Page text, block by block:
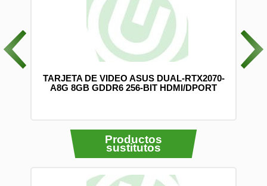
TARJETA DE VIDEO ASUS DUAL-RTX2070-
A8G 8GB GDDR6 256-BIT HDMI/DPORT
Productos
sustitutos